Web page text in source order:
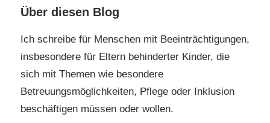
Über diesen Blog
Ich schreibe für Menschen mit Beeinträchtigungen,
insbesondere für Eltern behinderter Kinder, die
sich mit Themen wie besondere
Betreuungsmöglichkeiten, Pflege oder Inklusion
beschäftigen müssen oder wollen.